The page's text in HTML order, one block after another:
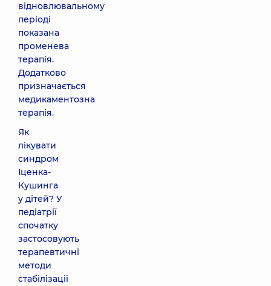
відновлювальному
періоді
показана
променева
терапія.
Додатково
призначається
медикаментозна
терапія.
Як
лікувати
синдром
Іценка-
Кушинга
у дітей? У
педіатрії
спочатку
застосовують
терапевтичні
методи
стабілізації